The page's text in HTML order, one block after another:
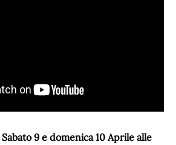
Sabato 9 e domenica 10 Aprile alle